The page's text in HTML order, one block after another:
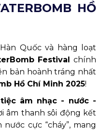
HỒ
Quốc và hàng loạt
Festival chính
bản hoành tráng nhất
Hồ Chí Minh 2025!
tiệc âm nhạc - nước -
âm thanh sôi động kết
cực “cháy”, mang